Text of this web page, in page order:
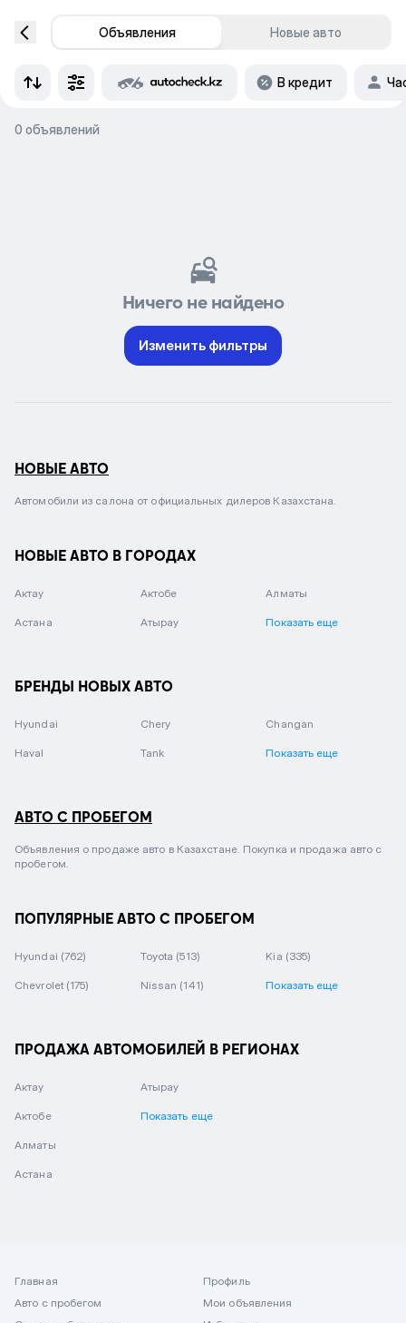
Объявления Новые авто
В кредит
0 объявлений
Ничего не найдено
Изменить фильтры
НОВЫЕ АВТО
Автомобили из салона от официальных дилеров Казахстана.
НОВЫЕ АВТО В ГОРОДАХ
Актау Актобе Алматы
Астана Атырау Показать еще
БРЕНДЫ НОВЫХ АВТО
Hyundai Chery Changan
Haval Tank Показать еще
АВТО С ПРОБЕГОМ
Объявления о продаже авто в Казахстане. Покупка и продажа авто с
пробегом.
ПОПУЛЯРНЫЕ АВТО С ПРОБЕГОМ
Hyundai (762) Toyota (513) Kia (335)
Chevrolet (175) Nissan (141) Показать еще
ПРОДАЖА АВТОМОБИЛЕЙ В РЕГИОНАХ
Актау
Актобе
Алматы
Астана
Атырау
Показать еще
Главная
Авто с пробегом
Профиль
Мои объявления